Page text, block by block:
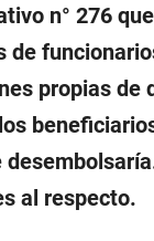
n° 276
de
propias de
al respecto.